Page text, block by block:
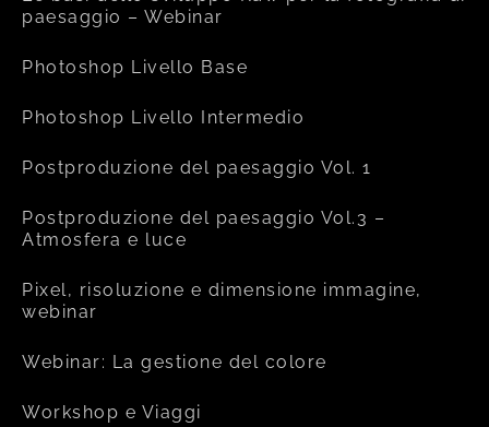
paesaggio – Webinar
Photoshop Livello Base
Photoshop Livello Intermedio
Postproduzione del paesaggio Vol. 1
Postproduzione del paesaggio Vol.3 –
Atmosfera e luce
Pixel, risoluzione e dimensione immagine,
webinar
Webinar: La gestione del colore
Workshop e Viaggi